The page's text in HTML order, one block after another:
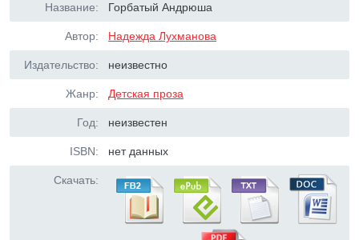
Название: Горбатый Андрюша
Автор: Надежда Лухманова
Издательство: неизвестно
Жанр: Детская проза
Год: неизвестен
ISBN: нет данных
Скачать: